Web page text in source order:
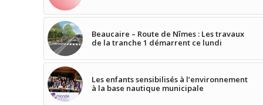
Beaucaire – Route de Nîmes : Les travaux
de la tranche 1 démarrent ce lundi
Les enfants sensibilisés à l’environnement
à la base nautique municipale